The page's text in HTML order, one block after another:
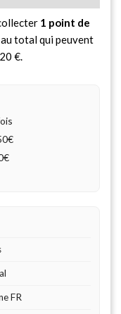
1 point de
au total qui peuvent
€.
FR